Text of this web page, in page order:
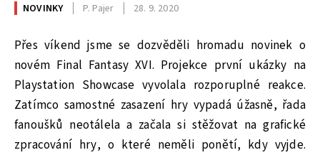
NOVINKY P. Pajer 28. 9. 2020
Přes víkend jsme se dozvěděli hromadu novinek o
novém Final Fantasy XVI. Projekce první ukázky na
Playstation Showcase vyvolala rozporuplné reakce.
Zatímco samostné zasazení hry vypadá úžasně, řada
fanoušků neotálela a začala si stěžovat na grafické
zpracování hry, o které neměli ponětí, kdy vyjde.